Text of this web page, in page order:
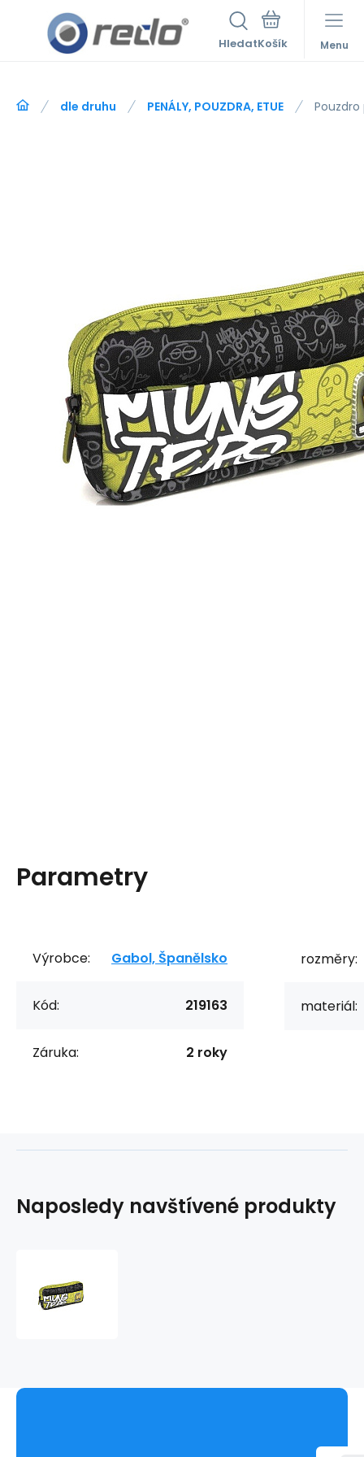
Hledat Menu
dle druhu PENÁLY, POUZDRA, ETUE Pouzdro
Parametry
Výrobce: Gabol, Španělsko
Kód: 219163
Záruka: 2 roky
rozměry:
materiál:
Naposledy navštívené produkty